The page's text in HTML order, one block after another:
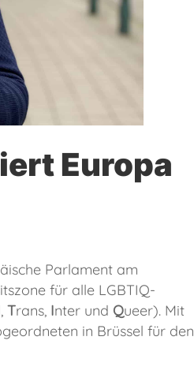
Europa
Parlament am
für alle LGBTIQ-
Trans, Inter und Queer). Mit
in Brüssel für den